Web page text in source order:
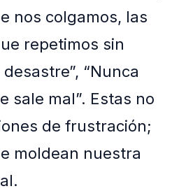
nos colgamos, las
repetimos sin
“Nunca
sale mal”. Estas no
de frustración;
moldean nuestra